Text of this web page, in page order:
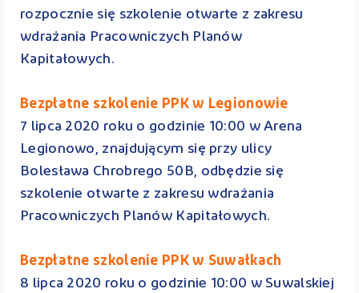
rozpocznie się szkolenie otwarte z zakresu
wdrażania Pracowniczych Planów
Kapitałowych.
Bezpłatne szkolenie PPK w Legionowie
7 lipca 2020 roku o godzinie 10:00 w Arena
Legionowo, znajdującym się przy ulicy
Bolesława Chrobrego 50B, odbędzie się
szkolenie otwarte z zakresu wdrażania
Pracowniczych Planów Kapitałowych.
Bezpłatne szkolenie PPK w Suwałkach
8 lipca 2020 roku o godzinie 10:00 w Suwalskiej